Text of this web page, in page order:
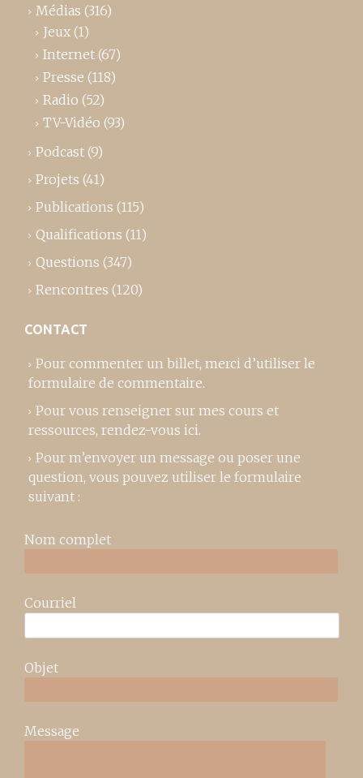
Médias (316)
Jeux (1)
Internet (67)
Presse (118)
Radio (52)
TV-Vidéo (93)
Podcast (9)
Projets (41)
Publications (115)
Qualifications (11)
Questions (347)
Rencontres (120)
CONTACT
Pour commenter un billet, merci d’utiliser le
formulaire de commentaire.
Pour vous renseigner sur mes cours et
ressources, rendez-vous ici.
Pour m’envoyer un message ou poser une
question, vous pouvez utiliser le formulaire
suivant :
Nom complet
Courriel
Objet
Message